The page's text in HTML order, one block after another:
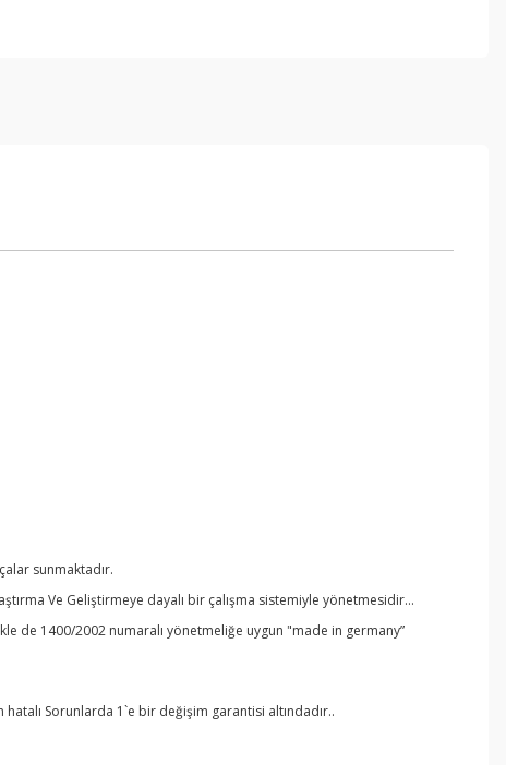
sunmaktadır.
Ve Geliştirmeye dayalı bir çalışma sistemiyle yönetmesidir…
de 1400/2002 numaralı yönetmeliğe uygun "made in germany”
hatalı Sorunlarda 1`e bir değişim garantisi altındadır..